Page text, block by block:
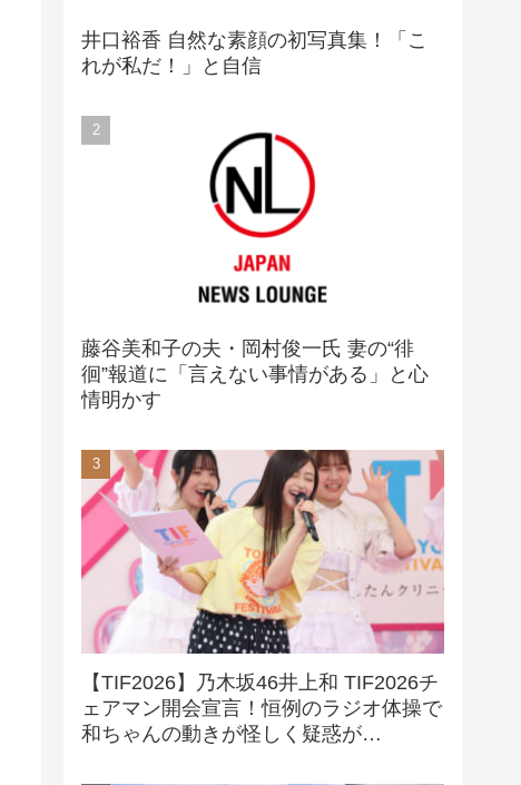
井口裕香 自然な素顔の初写真集！「こ
れが私だ！」と自信
藤谷美和子の夫・岡村俊一氏 妻の“徘
徊”報道に「言えない事情がある」と心
情明かす
【TIF2026】乃木坂46井上和 TIF2026チ
ェアマン開会宣言！恒例のラジオ体操で
和ちゃんの動きが怪しく疑惑が…